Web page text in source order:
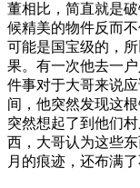
董相比，简直就是
候精美的物件反而
可能是国宝级的，
果。有一次他去一
件事对于大哥来说
间，他突然发现这
突然想起了到他们
西，大哥认为这些
月的痕迹，还布满